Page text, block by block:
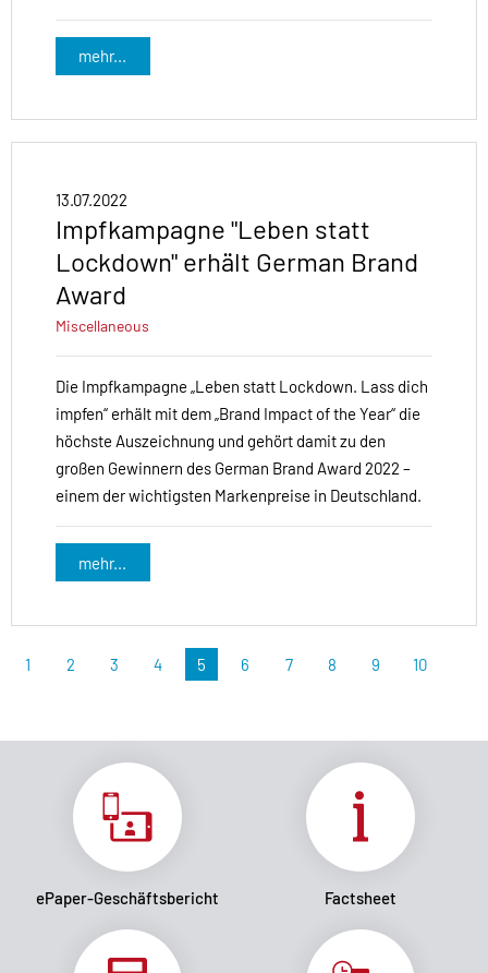
mehr...
13.07.2022
Impfkampagne "Leben statt
Lockdown" erhält German Brand
Award
Miscellaneous
Die Impfkampagne „Leben statt Lockdown. Lass dich
impfen“ erhält mit dem „Brand Impact of the Year“ die
höchste Auszeichnung und gehört damit zu den
großen Gewinnern des German Brand Award 2022 –
einem der wichtigsten Markenpreise in Deutschland.
mehr...
1 2 3 4 5 6 7 8 9 10
ePaper-Geschäftsbericht Factsheet